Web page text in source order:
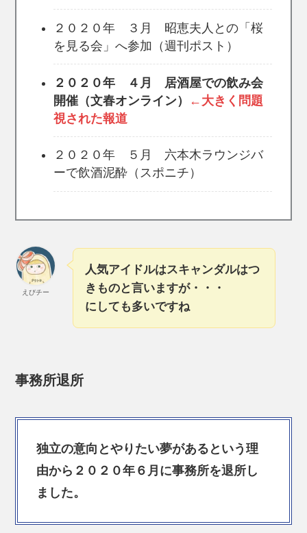
２０２０年 ３月 昭恵夫人との「桜
を見る会」へ参加（週刊ポスト）
２０２０年 ４月 居酒屋での飲み会
開催（文春オンライン）
←大きく問題
視された報道
２０２０年 ５月 六本木ラウンジバ
ーで飲酒泥酔（スポニチ）
えびチー
人気アイドルはスキャンダルはつ
きものと言いますが・・・
にしても多いですね
事務所退所
独立の意向とやりたい夢があるという理
由から２０２０年６月に事務所を退所し
ました。